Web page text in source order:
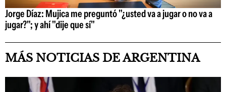
Jorge Díaz: Mujica me preguntó "¿usted va a jugar o no va a
jugar?"; y ahí "dije que sí"
MÁS NOTICIAS DE ARGENTINA